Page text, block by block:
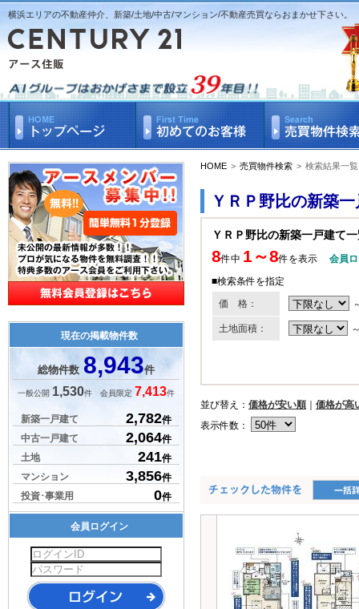
横浜エリアの不動産仲介、新築/土地/中古/マンション/不動産売買ならおまかせ下さい。
HOME > 売買物件検索 > 検索結果一覧
ＹＲＰ野比の新築
ＹＲＰ野比の新築一戸建て
8件中 1～8件を表示
会員
■検索条件を指定
価 格：
土地面積：
並び替え： 価格が安い順
価格が高
表示件数：
現在の掲載物件数
総物件数 8,943件
一般公開 1,530件 会員限定 7,413件
新築一戸建て 2,782件
中古一戸建て
2,064件
土地
241件
マンション
3,856件
投資･事業用
0件
会員ログイン